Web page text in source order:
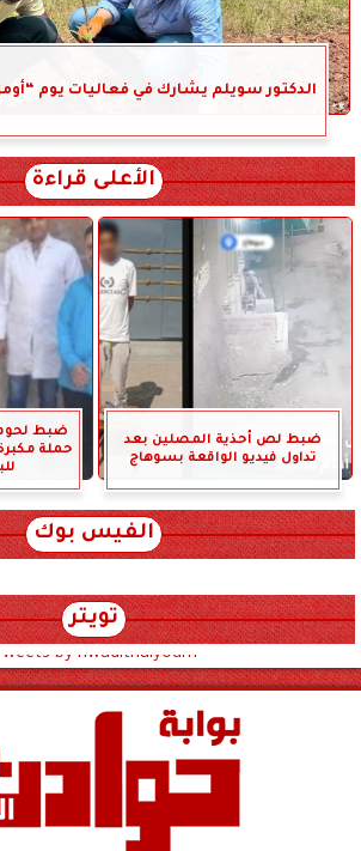
الدكتور سويلم يشارك في فعاليات يوم
الأعلى قراءة
ضبط لص أحذية المصلين بعد
تداول فيديو الواقعة بسوهاج
ضبط لحوم
حملة
الفيس بوك
تويتر
by hwadithalyoum